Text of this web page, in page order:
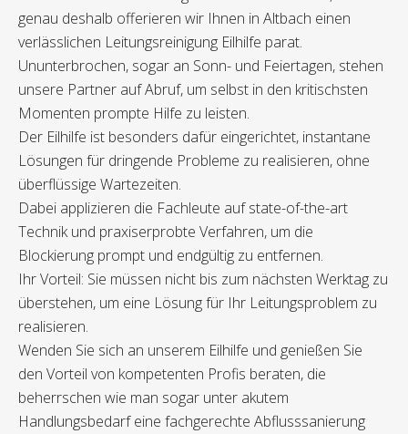
genau deshalb offerieren wir Ihnen in Altbach einen
verlässlichen Leitungsreinigung Eilhilfe parat.
Ununterbrochen, sogar an Sonn- und Feiertagen, stehen
unsere Partner auf Abruf, um selbst in den kritischsten
Momenten prompte Hilfe zu leisten.
Der Eilhilfe ist besonders dafür eingerichtet, instantane
Lösungen für dringende Probleme zu realisieren, ohne
überflüssige Wartezeiten.
Dabei applizieren die Fachleute auf state-of-the-art
Technik und praxiserprobte Verfahren, um die
Blockierung prompt und endgültig zu entfernen.
Ihr Vorteil: Sie müssen nicht bis zum nächsten Werktag zu
überstehen, um eine Lösung für Ihr Leitungsproblem zu
realisieren.
Wenden Sie sich an unserem Eilhilfe und genießen Sie
den Vorteil von kompetenten Profis beraten, die
beherrschen wie man sogar unter akutem
Handlungsbedarf eine fachgerechte Abflusssanierung